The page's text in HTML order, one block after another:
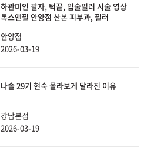
하관미인 팔자, 턱끝, 입술필러 시술 영상
톡스앤필 안양점 산본 피부과, 필러
안양점
2026-03-19
나솔 29기 현숙 몰라보게 달라진 이유
강남본점
2026-03-19